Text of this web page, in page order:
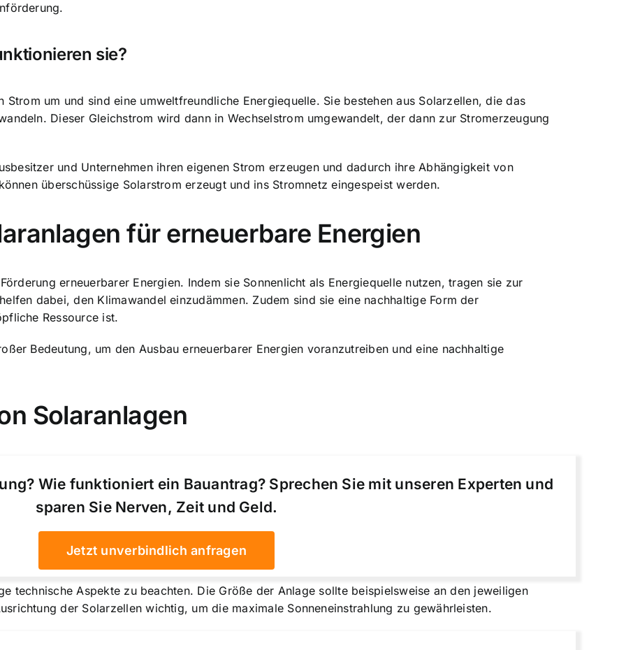
sie?
um und sind eine umweltfreundliche Energiequelle. Sie bestehen aus Solarzellen, die das
Dieser Gleichstrom wird dann in Wechselstrom umgewandelt, der dann zur Stromerzeugung
und Unternehmen ihren eigenen Strom erzeugen und dadurch ihre Abhängigkeit von
überschüssige Solarstrom erzeugt und ins Stromnetz eingespeist werden.
für erneuerbare Energien
erneuerbarer Energien. Indem sie Sonnenlicht als Energiequelle nutzen, tragen sie zur
dabei, den Klimawandel einzudämmen. Zudem sind sie eine nachhaltige Form der
Ressource ist.
Bedeutung, um den Ausbau erneuerbarer Energien voranzutreiben und eine nachhaltige
Solaranlagen
Wie funktioniert ein Bauantrag? Sprechen Sie mit unseren Experten und
sparen Sie Nerven, Zeit und Geld.
Jetzt unverbindlich anfragen
technische Aspekte zu beachten. Die Größe der Anlage sollte beispielsweise an den jeweiligen
der Solarzellen wichtig, um die maximale Sonneneinstrahlung zu gewährleisten.